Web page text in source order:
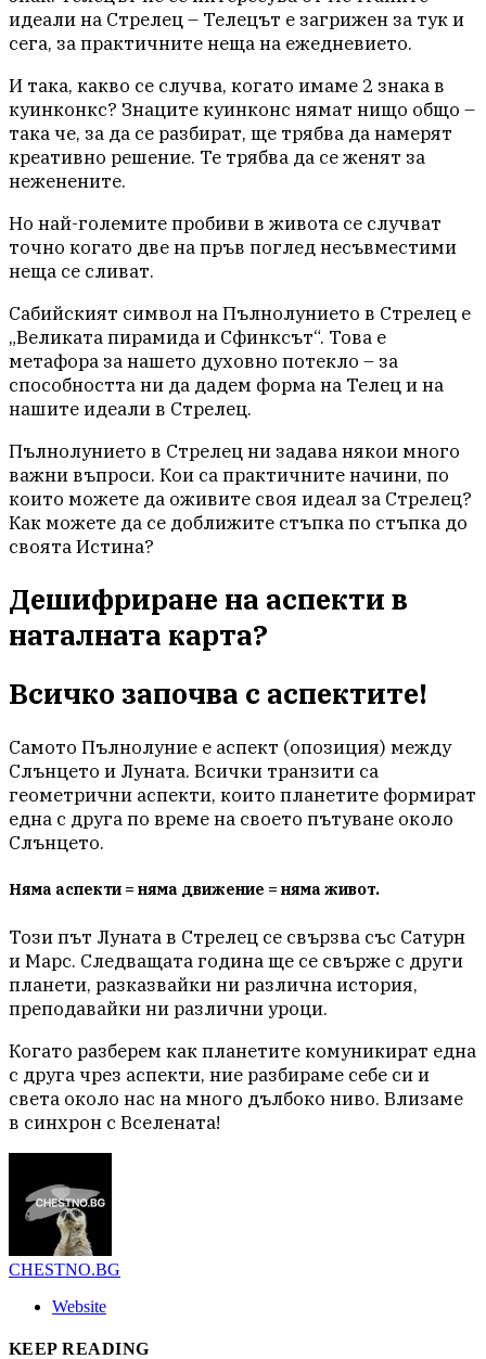
идеали на Стрелец – Телецът е загрижен за тук и
сега, за практичните неща на ежедневието.
И така, какво се случва, когато имаме 2 знака в
куинконкс? Знаците куинконс нямат нищо общо –
така че, за да се разбират, ще трябва да намерят
креативно решение. Те трябва да се женят за
неженените.
Но най-големите пробиви в живота се случват
точно когато две на пръв поглед несъвместими
неща се сливат.
Сабийският символ на Пълнолунието в Стрелец е
„Великата пирамида и Сфинксът“. Това е
метафора за нашето духовно потекло – за
способността ни да дадем форма на Телец и на
нашите идеали в Стрелец.
Пълнолунието в Стрелец ни задава някои много
важни въпроси. Кои са практичните начини, по
които можете да оживите своя идеал за Стрелец?
Как можете да се доближите стъпка по стъпка до
своята Истина?
Дешифриране на аспекти в
наталната карта?
Всичко започва с аспектите!
Самото Пълнолуние е аспект (опозиция) между
Слънцето и Луната. Всички транзити са
геометрични аспекти, които планетите формират
една с друга по време на своето пътуване около
Слънцето.
Няма аспекти = няма движение = няма живот.
Този път Луната в Стрелец се свързва със Сатурн
и Марс. Следващата година ще се свърже с други
планети, разказвайки ни различна история,
преподавайки ни различни уроци.
Когато разберем как планетите комуникират една
с друга чрез аспекти, ние разбираме себе си и
света около нас на много дълбоко ниво. Влизаме
в синхрон с Вселената!
CHESTNO.BG
Website
KEEP READING